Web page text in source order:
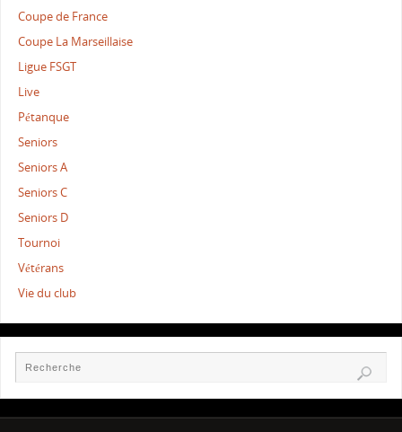
Coupe de France
Coupe La Marseillaise
Ligue FSGT
Live
Pétanque
Seniors
Seniors A
Seniors C
Seniors D
Tournoi
Vétérans
Vie du club